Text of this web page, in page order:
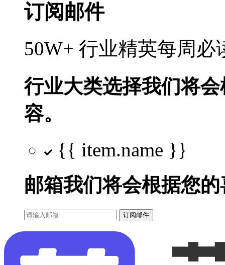
订阅邮件
50W+ 行业精英每周
行业大类选择我们将
容。
{{ item.name }}
邮箱我们将会根据您
订阅邮件